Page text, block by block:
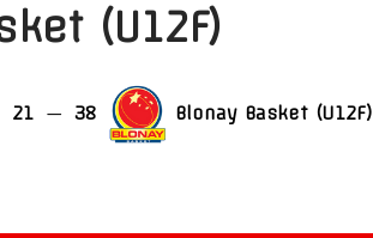
(U12F)
21 — 38 Blonay Basket (U12F)